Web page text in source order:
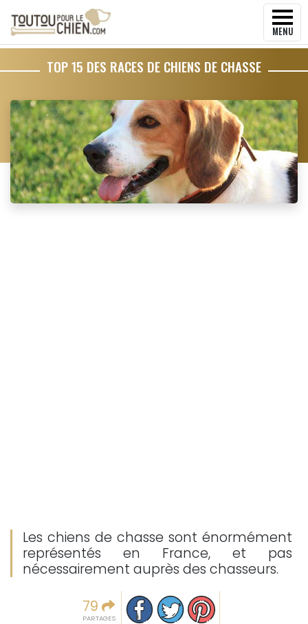
MENU
TOP 15 DES RACES DE CHIENS DE CHASSE
Les chiens de chasse sont énormément
représentés en France, et pas
nécessairement auprès des chasseurs.
79
PARTAGES
Partager sur facebook
Partager sur Twitter
Epingler sur Pinterest